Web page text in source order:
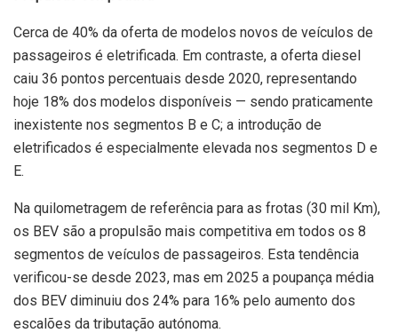
Cerca de 40% da oferta de modelos novos de veículos de
passageiros é eletrificada. Em contraste, a oferta diesel
caiu 36 pontos percentuais desde 2020, representando
hoje 18% dos modelos disponíveis — sendo praticamente
inexistente nos segmentos B e C; a introdução de
eletrificados é especialmente elevada nos segmentos D e
E.
Na quilometragem de referência para as frotas (30 mil Km),
os BEV são a propulsão mais competitiva em todos os 8
segmentos de veículos de passageiros. Esta tendência
verificou-se desde 2023, mas em 2025 a poupança média
dos BEV diminuiu dos 24% para 16% pelo aumento dos
escalões da tributação autónoma.